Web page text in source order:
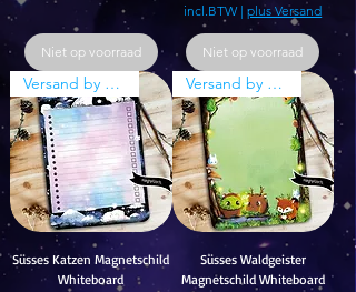
Niet op voorraad
incl.BTW |plus Versand
Niet op voorraad
Versand by Tiny Tami
Süsses Katzen Magnetschild
Whiteboard
Versand by Tiny Tami
Süsses Waldgeister
Magnetschild Whiteboard